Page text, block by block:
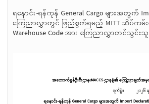
ရနောင်း-ရန်ကုန် General Cargo များအတွက်
ကြေညာလွှာတွင် ဖြည့်စွက်ရမည့် MITT ဆိပ်ကမ်း
Warehouse Code အား ကြေညာလွှာတင်သွင်းသူ